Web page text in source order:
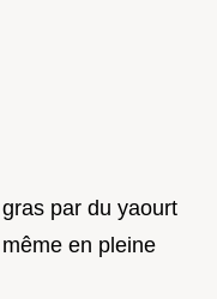
par du yaourt
en pleine